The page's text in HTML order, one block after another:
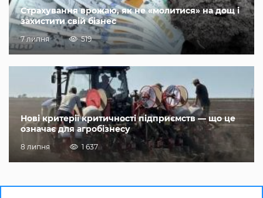
Страхування врожаю, як не «молитися» на дощ і
захистити свій бізнес
7 липня 519
Нові критерії критичності підприємств — що це
означає для агробізнесу
8 липня 1 637